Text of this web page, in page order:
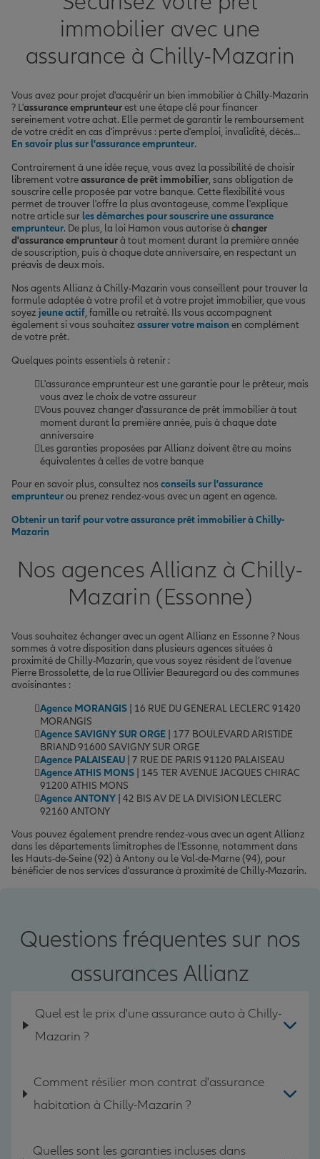
immobilier avec une
assurance à Chilly-Mazarin
Vous avez pour projet d'acquérir un bien immobilier à Chilly-Mazarin
? L'assurance emprunteurest une étape clé pour financer
sereinement votre achat. Elle permet de garantir le remboursement
de votre crédit en cas d'imprévus : perte d'emploi, invalidité, décès…
En savoir plus sur l'assurance emprunteur.
Contrairement à une idée reçue, vous avez la possibilité de choisir
librement votreassurance de prêt immobilier, sans obligation de
souscrire celle proposée par votre banque. Cette flexibilité vous
permet de trouver l'offre la plus avantageuse, comme l'explique
notre article sur les démarches pour souscrire une assurance
emprunteur. De plus, la loi Hamon vous autorise à changer
d'assurance emprunteurà tout moment durant la première année
de souscription, puis à chaque date anniversaire, en respectant un
préavis de deux mois.
Nos agents Allianz à Chilly-Mazarin vous conseillent pour trouver la
formule adaptée à votre profil et à votre projet immobilier, que vous
soyez jeune actif, famille ou retraité. Ils vous accompagnent
également si vous souhaitez assurer votre maison en complément
de votre prêt.
Quelques points essentiels à retenir :
L'assurance emprunteur est une garantie pour le prêteur, mais
vous avez le choix de votre assureur
Vous pouvez changer d'assurance de prêt immobilier à tout
moment durant la première année, puis à chaque date
anniversaire
Les garanties proposées par Allianz doivent être au moins
équivalentes à celles de votre banque
Pour en savoir plus, consultez nos conseils sur l'assurance
emprunteurou prenez rendez-vous avec un agent en agence.
Obtenir un tarif pour votre assurance prêt immobilier à Chilly-
Mazarin
Nos agences Allianz à Chilly-
Mazarin (Essonne)
Vous souhaitez échanger avec un agent Allianz en Essonne ? Nous
sommes à votre disposition dans plusieurs agences situées à
proximité de Chilly-Mazarin, que vous soyez résident de l'avenue
Pierre Brossolette, de la rue Ollivier Beauregard ou des communes
avoisinantes :
Agence MORANGIS | 16 RUE DU GENERAL LECLERC 91420
MORANGIS
Agence SAVIGNY SUR ORGE | 177 BOULEVARD ARISTIDE
BRIAND 91600 SAVIGNY SUR ORGE
Agence PALAISEAU | 7 RUE DE PARIS 91120 PALAISEAU
Agence ATHIS MONS | 145 TER AVENUE JACQUES CHIRAC
91200 ATHIS MONS
Agence ANTONY | 42 BIS AV DE LA DIVISION LECLERC
92160 ANTONY
Vous pouvez également prendre rendez-vous avec un agent Allianz
dans les départements limitrophes de l'Essonne, notamment dans
les Hauts-de-Seine (92) à Antony ou le Val-de-Marne (94), pour
bénéficier de nos services d'assurance à proximité de Chilly-Mazarin.
Questions fréquentes sur nos
assurances Allianz
Quel est le prix d'une assurance auto à Chilly-
Mazarin ?
Comment résilier mon contrat d'assurance
habitation à Chilly-Mazarin ?
Quelles sont les garanties incluses dans